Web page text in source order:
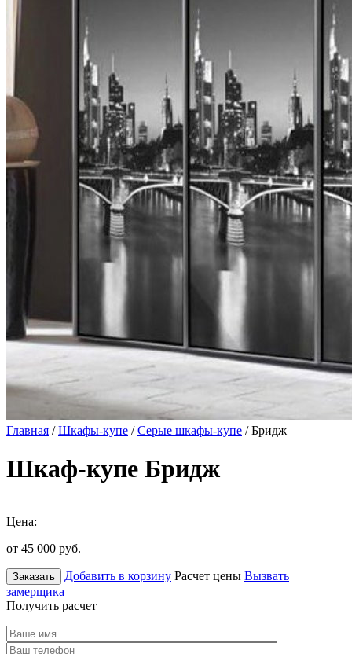
Главная /Шкафы-купе /Серые шкафы-купе / Бридж
Шкаф-купе Бридж
Цена:
от 45 000 руб.
Заказать Добавить в корзину Расчет цены Вызвать
замерщика
Получить расчет